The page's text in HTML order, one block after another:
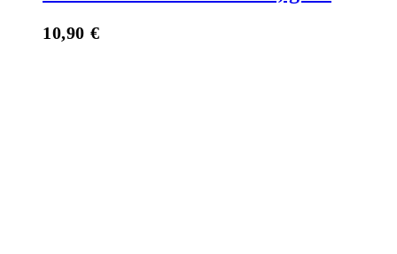
10,90 €